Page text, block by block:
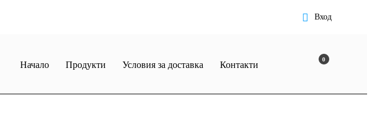
Вход
0
Начало Продукти Условия за доставка Контакти